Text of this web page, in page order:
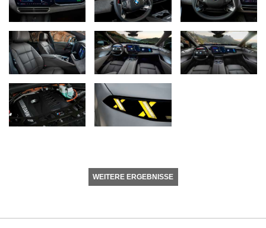
WEITERE ERGEBNISSE